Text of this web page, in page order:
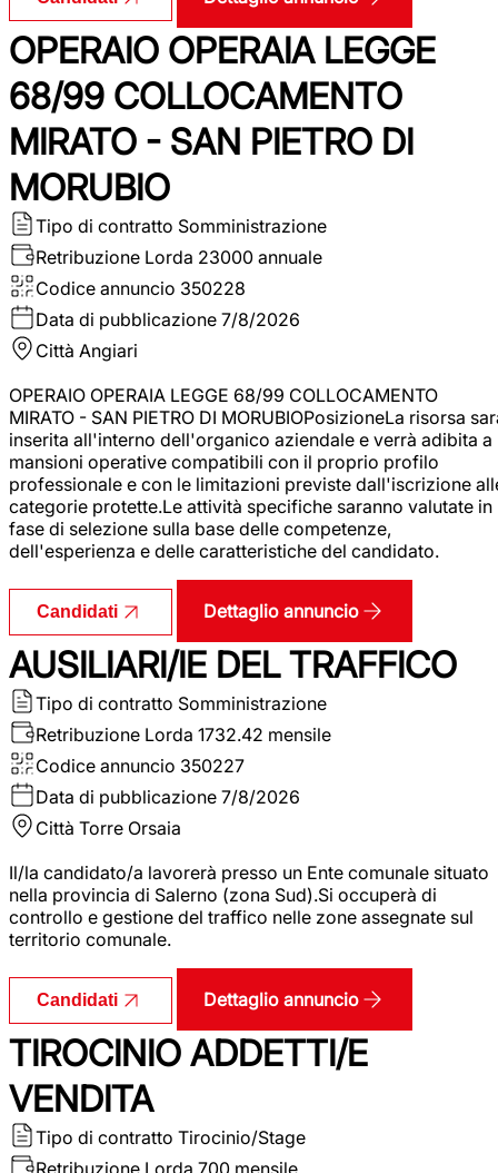
OPERAIO OPERAIA LEGGE
68/99 COLLOCAMENTO
MIRATO - SAN PIETRO DI
MORUBIO
Tipo di contratto Somministrazione
Retribuzione Lorda 23000 annuale
Codice annuncio 350228
Data di pubblicazione 7/8/2026
Città Angiari
OPERAIO OPERAIA LEGGE 68/99 COLLOCAMENTO
MIRATO - SAN PIETRO DI MORUBIOPosizioneLa risorsa
inserita all'interno dell'organico aziendale e verrà adibita a
mansioni operative compatibili con il proprio profilo
professionale e con le limitazioni previste dall'iscrizione
categorie protette.Le attività specifiche saranno valutate in
fase di selezione sulla base delle competenze,
dell'esperienza e delle caratteristiche del candidato.
Candidati Dettaglio annuncio
AUSILIARI/IE DEL TRAFFICO
Tipo di contratto Somministrazione
Retribuzione Lorda 1732.42 mensile
Codice annuncio 350227
Data di pubblicazione 7/8/2026
Città Torre Orsaia
Il/la candidato/a lavorerà presso un Ente comunale situato
nella provincia di Salerno (zona Sud).Si occuperà di
controllo e gestione del traffico nelle zone assegnate sul
territorio comunale.
Candidati Dettaglio annuncio
TIROCINIO ADDETTI/E
VENDITA
Tipo di contratto Tirocinio/Stage
Retribuzione Lorda 700 mensile